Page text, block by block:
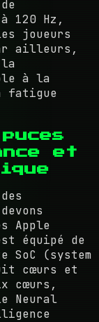
120 Hz,
joueurs
ailleurs,
la
à la
fatigue
et
Apple
équipé de
SoC (system
cœurs et
cœurs,
Neural